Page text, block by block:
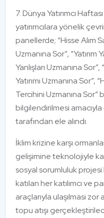
7. Dünya Yatırımcı
yatırımcılara yönelik
panellerde; “Hisse Alım
Uzmanına Sor”,
Yanlışları Uzmanına Sor”,
Yatırımı Uzmanına Sor”,
Tercihini Uzmanına Sor”
bilgilendirilmesi
tarafından ele alındı.
İklim krizine karşı
gelişimine teknolojiyle
sosyal sorumluluk projesi
katılan her katılımcı ve
araçlarıyla ulaşılması
topu atışı